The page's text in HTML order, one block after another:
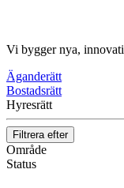
Vi bygger nya,
Äganderätt
Bostadsrätt
Hyresrätt
Filtrera efter
Område
Status